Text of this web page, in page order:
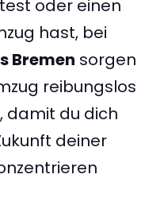
oder einen
hast, bei
Bremen sorgen
reibungslos
damit du dich
deiner